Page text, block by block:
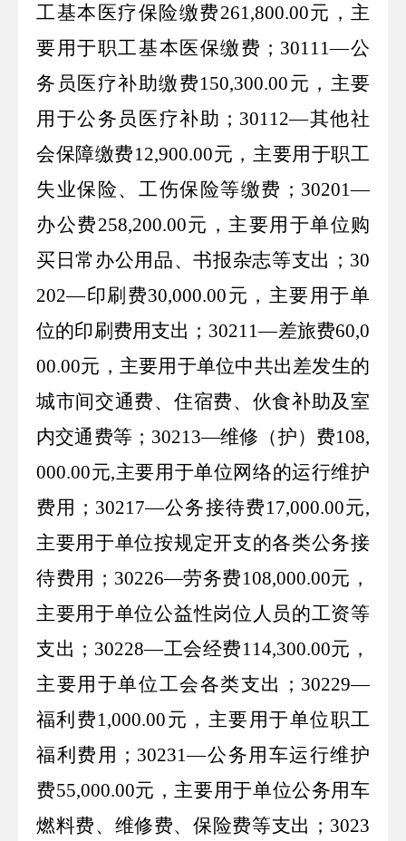
工基本医疗保险缴费261,800.00元，主
要用于职工基本医保缴费； 30111—公
务员医疗补助缴费150,300.00元，主要
用于公务员医疗补助； 30112—其他社
会保障缴费12,900.00元，主要用于职工
失业保险、工伤保险等缴费； 30201—
办公费258,200.00元，主要用于单位购
买日常办公用品、书报杂志等支出； 30
202—印刷费30,000.00元，主要用于单
位的印刷费用支出； 30211—差旅费60,0
00.00元，主要用于单位中共出差发生的
城市间交通费、住宿费、伙食补助及室
内交通费等； 30213—维修（护）费108,
000.00元,主要用于单位网络的运行维护
费用； 30217—公务接待费17,000.00元,
主要用于单位按规定开支的各类公务接
待费用； 30226—劳务费108,000.00元，
主要用于单位公益性岗位人员的工资等
支出； 30228—工会经费114,300.00元，
主要用于单位工会各类支出； 30229—
福利费1,000.00元，主要用于单位职工
福利费用； 30231—公务用车运行维护
费55,000.00元，主要用于单位公务用车
燃料费、维修费、保险费等支出； 3023